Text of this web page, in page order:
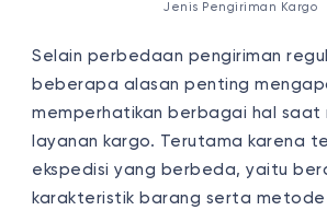
Jenis Pengiriman Kargo
Selain perbedaan pengiriman
beberapa alasan penting
memperhatikan berbagai hal saat
layanan kargo. Terutama karena
ekspedisiyang berbeda, yaitu
karakteristik barang serta metode